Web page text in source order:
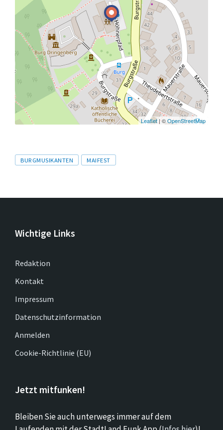
Leaflet| ©OpenStreetMap
Tags
BURGMUSIKANTEN MAIFEST
Wichtige Links
Redaktion
Kontakt
Impressum
Datenschutzinformation
Anmelden
Cookie-Richtlinie (EU)
Jetzt mitfunken!
Bleiben Sie auch unterwegs immer auf dem